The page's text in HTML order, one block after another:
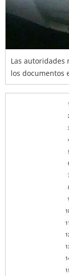
Las autoridades
los documentos